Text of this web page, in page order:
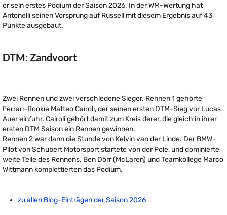
er sein erstes Podium der Saison 2026. In der WM-Wertung hat
Antonelli seinen Vorsprung auf Russell mit diesem Ergebnis auf 43
Punkte ausgebaut.
DTM: Zandvoort
Zwei Rennen und zwei verschiedene Sieger. Rennen 1 gehörte
Ferrari-Rookie Matteo Cairoli, der seinen ersten DTM-Sieg vor Lucas
Auer einfuhr. Cairoli gehört damit zum Kreis derer, die gleich in ihrer
ersten DTM Saison ein Rennen gewinnen.
Rennen 2 war dann die Stunde von Kelvin van der Linde. Der BMW-
Pilot von Schubert Motorsport startete von der Pole, und dominierte
weite Teile des Rennens. Ben Dörr (McLaren) und Teamkollege Marco
Wittmann komplettierten das Podium.
zu allen Blog-Einträgen der Saison 2026